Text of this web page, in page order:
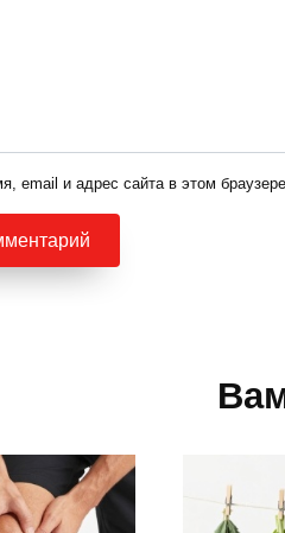
email и адрес сайта в этом